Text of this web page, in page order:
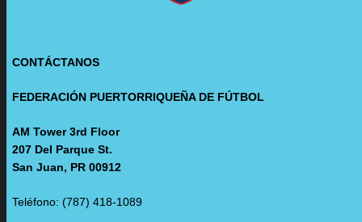
CONTÁCTANOS
FEDERACIÓN PUERTORRIQUEÑA DE FÚTBOL
AM Tower 3rd Floor
207 Del Parque St.
San Juan, PR 00912
Teléfono: (787) 418-1089